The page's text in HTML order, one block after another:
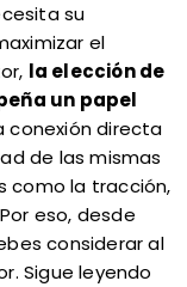
su
el
la elección de
un papel
conexión directa
de las mismas
como la tracción,
eso, desde
considerar al
Sigue leyendo